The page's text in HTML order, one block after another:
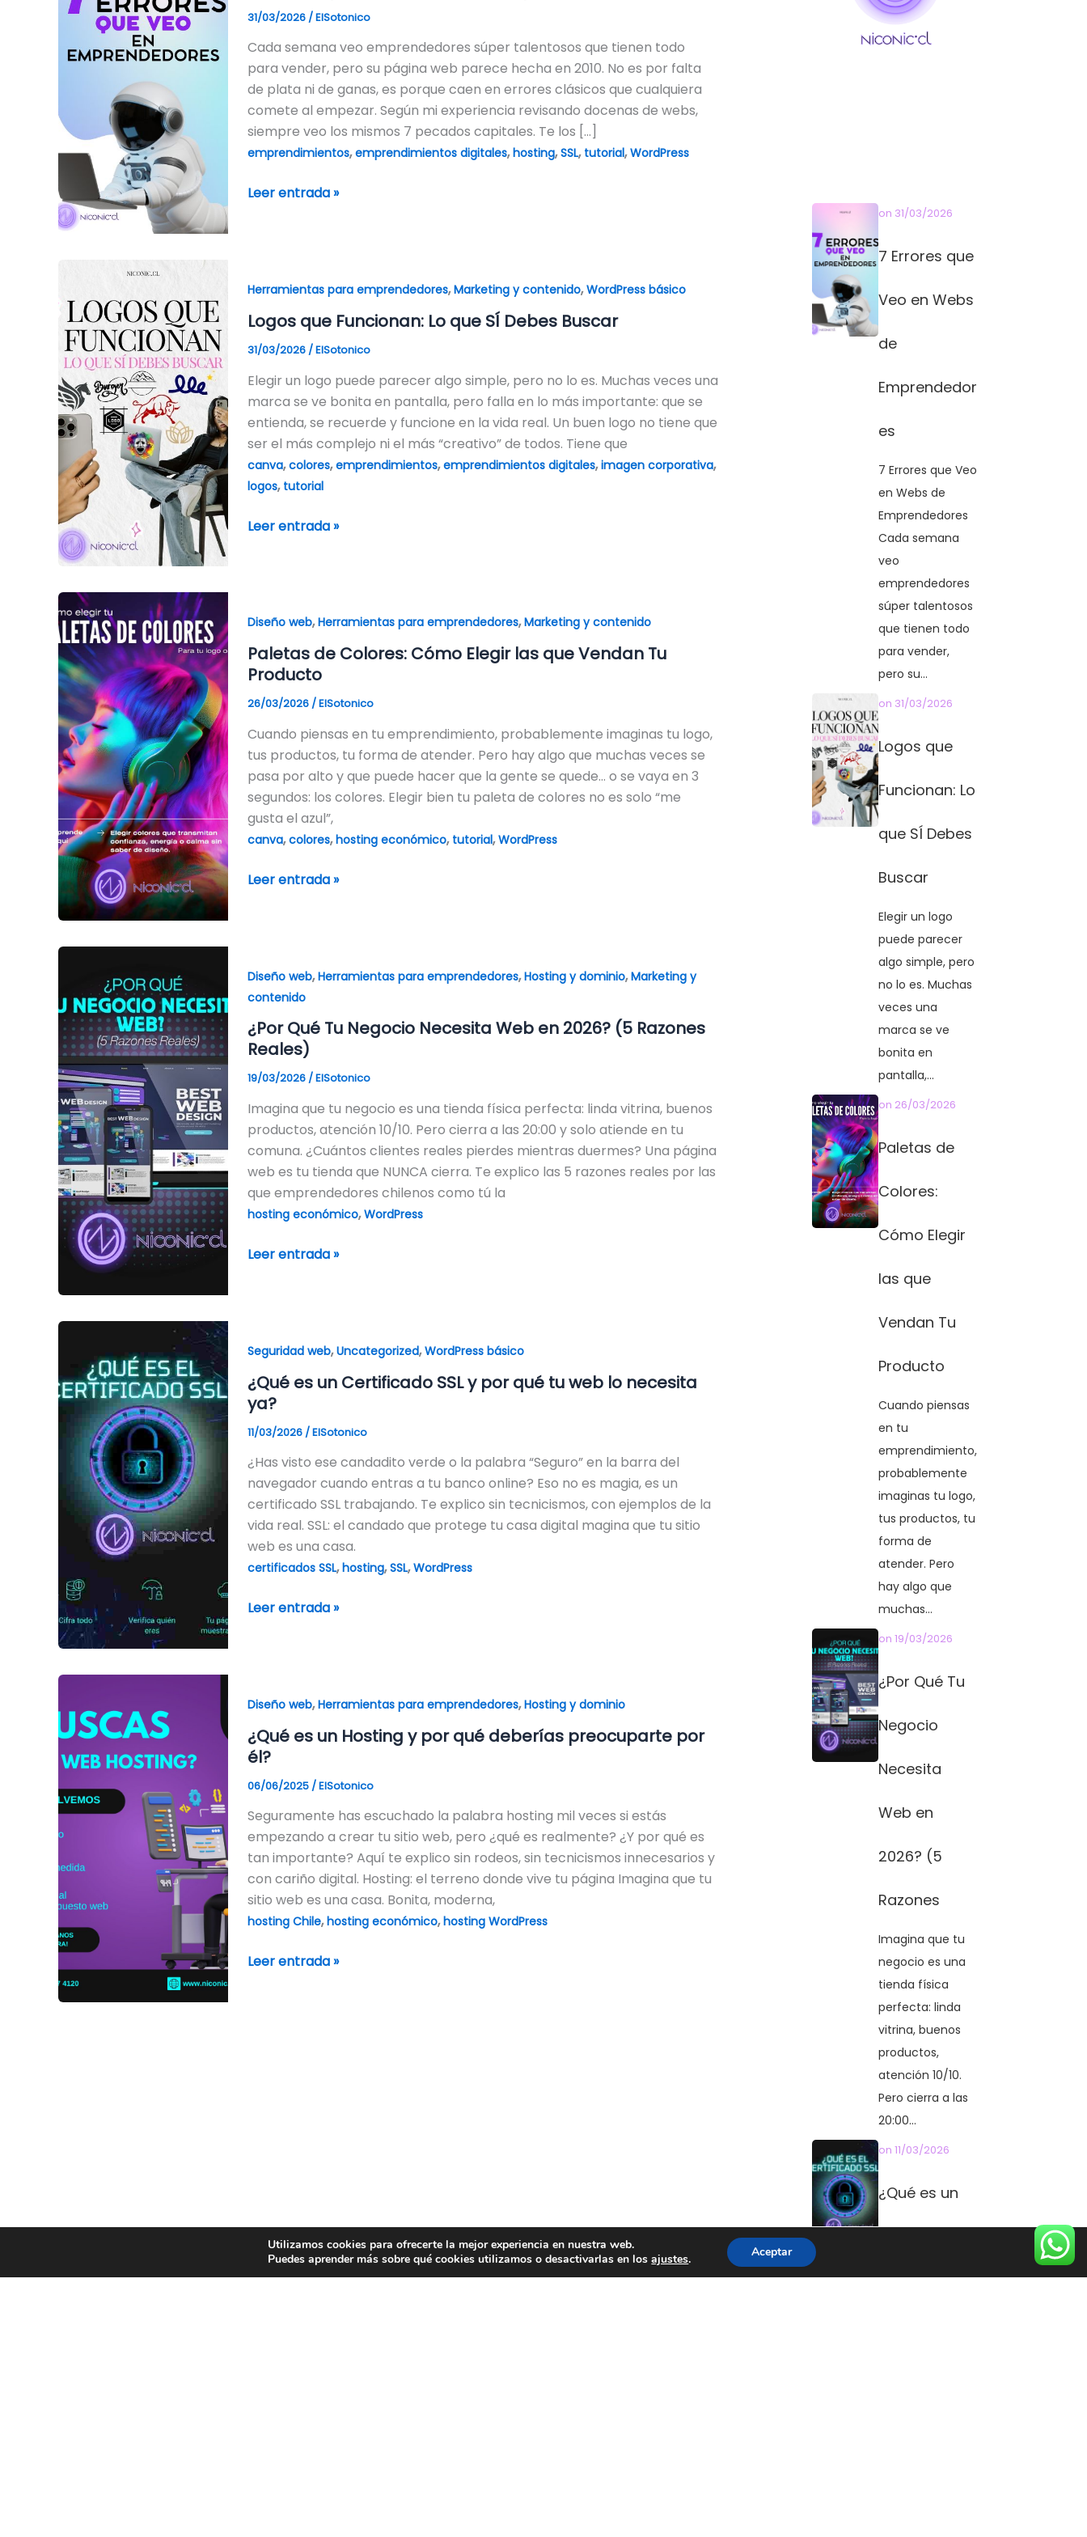
31/03/2026 /ElSotonico
Cada semana veo emprendedores súper talentosos que tienen todo
para vender, pero su página web parece hecha en 2010. No es por falta
de plata ni de ganas, es porque caen en errores clásicos que cualquiera
comete al empezar. Según mi experiencia revisando docenas de webs,
siempre veo los mismos 7 pecados capitales. Te los […]
emprendimientos,emprendimientos digitales,hosting,SSL, tutorial,WordPress
Webs
de
Emprendedores
Leer entrada »
Herramientas para emprendedores,Marketing y contenido,WordPress básico
Logos que Funcionan: Lo que SÍ Debes Buscar
31/03/2026 /ElSotonico
Elegir un logo puede parecer algo simple, pero no lo es. Muchas veces una
marca se ve bonita en pantalla, pero falla en lo más importante: que se
entienda, se recuerde y funcione en la vida real. Un buen logo no tiene que
ser el más complejo ni el más “creativo” de todos. Tiene que
canva,colores,emprendimientos,emprendimientos digitales,imagen corporativa,
logos, tutorial
que
Funcionan:
Lo
que
SÍ
Debes
Buscar
Leer entrada »
Diseño web,Herramientas para emprendedores,Marketing y contenido
Paletas de Colores: Cómo Elegir las que Vendan Tu
Producto
26/03/2026 /ElSotonico
Cuando piensas en tu emprendimiento, probablemente imaginas tu logo,
tus productos, tu forma de atender. Pero hay algo que muchas veces se
pasa por alto y que puede hacer que la gente se quede… o se vaya en 3
segundos: los colores. Elegir bien tu paleta de colores no es solo “me
gusta el azul”,
canva,colores,hosting económico, tutorial,WordPress
de
Colores:
Cómo
Elegir
las
que
Vendan
Tu
Producto
Leer entrada »
Diseño web,Herramientas para emprendedores,Hosting y dominio,Marketing y
contenido
¿Por Qué Tu Negocio Necesita Web en 2026? (5 Razones
Reales)
19/03/2026 /ElSotonico
Imagina que tu negocio es una tienda física perfecta: linda vitrina, buenos
productos, atención 10/10. Pero cierra a las 20:00 y solo atiende en tu
comuna. ¿Cuántos clientes reales pierdes mientras duermes? Una página
web es tu tienda que NUNCA cierra. Te explico las 5 razones reales por las
que emprendedores chilenos como tú la
hosting económico,WordPress
Qué
Tu
Negocio
Necesita
Web
en
2026?
(5
Razones
Reales)
Leer entrada »
Seguridad web,Uncategorized,WordPress básico
¿Qué es un Certificado SSL y por qué tu web lo necesita
ya?
11/03/2026 /ElSotonico
¿Has visto ese candadito verde o la palabra “Seguro” en la barra del
navegador cuando entras a tu banco online? Eso no es magia, es un
certificado SSL trabajando. Te explico sin tecnicismos, con ejemplos de la
vida real. SSL: el candado que protege tu casa digital magina que tu sitio
web es una casa.
certificados SSL,hosting,SSL,WordPress
es
un
Certificado
SSL
y
por
qué
tu
web
lo
necesita
Leer entrada »
Diseño web,Herramientas para emprendedores,Hosting y dominio
¿Qué es un Hosting y por qué deberías preocuparte por
él?
06/06/2025 /ElSotonico
Seguramente has escuchado la palabra hosting mil veces si estás
empezando a crear tu sitio web, pero ¿qué es realmente? ¿Y por qué es
tan importante? Aquí te explico sin rodeos, sin tecnicismos innecesarios y
con cariño digital. Hosting: el terreno donde vive tu página Imagina que tu
sitio web es una casa. Bonita, moderna,
hosting Chile,hosting económico,hosting WordPress
es
un
Hosting
y
por
qué
deberías
preocuparte
por
él?
Leer entrada »
on 31/03/2026
7 Errores que
Veo en Webs
de
Emprendedor
es
7 Errores que Veo
en Webs de
Emprendedores
Cada semana
veo
emprendedores
súper talentosos
que tienen todo
para vender,
pero su...
on 31/03/2026
Logos que
Funcionan: Lo
que SÍ Debes
Buscar
Elegir un logo
puede parecer
algo simple, pero
no lo es. Muchas
veces una
marca se ve
bonita en
pantalla,...
on 26/03/2026
Paletas de
Colores:
Cómo Elegir
las que
Vendan Tu
Producto
Cuando piensas
en tu
emprendimiento,
probablemente
imaginas tu logo,
tus productos, tu
forma de
atender. Pero
hay algo que
muchas...
on19/03/2026
¿Por Qué Tu
Negocio
Necesita
Web en
2026? (5
Razones
Imagina que tu
negocio es una
tienda física
perfecta: linda
vitrina, buenos
productos,
atención 10/10.
Pero cierra a las
20:00...
on11/03/2026
¿Qué es un
SSL y por qué
Utilizamos cookies para ofrecerte la mejor experiencia en nuestra web.
Puedes aprender más sobre qué cookies utilizamos o desactivarlas en losajustes. Aceptar